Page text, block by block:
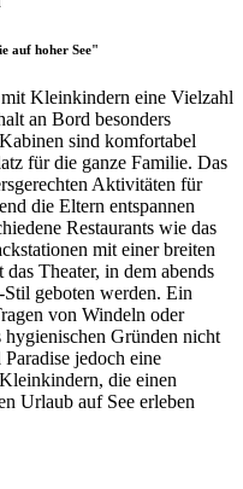
auf hoher See"
Kleinkindern eine Vielzahl
an Bord besonders
sind komfortabel
für die ganze Familie. Das
Aktivitäten für
die Eltern entspannen
Restaurants wie das
mit einer breiten
Theater, in dem abends
geboten werden. Ein
von Windeln oder
Gründen nicht
jedoch eine
die einen
Urlaub auf See erleben